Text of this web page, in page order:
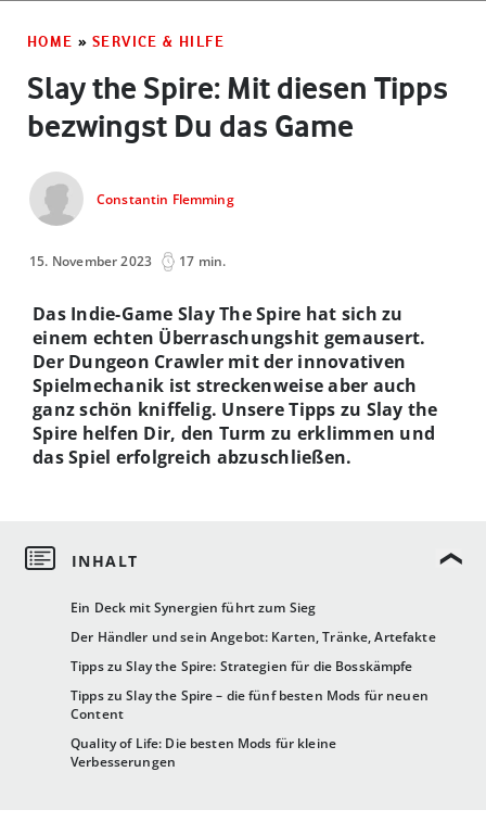
HOME » SERVICE & HILFE
Slay the Spire: Mit diesen Tipps
bezwingst Du das Game
Constantin Flemming
15. November 2023 17 min.
Ein Deck mit Synergien führt zum Sieg
Der Händler und sein Angebot: Karten, Tränke, Artefakte
Tipps zu Slay the Spire: Strategien für die Bosskämpfe
Tipps zu Slay the Spire – die fünf besten Mods für neuen
Content
Quality of Life: Die besten Mods für kleine
Verbesserungen
Das Indie-Game Slay The Spire hat sich zu
einem echten Überraschungshit gemausert.
Der Dungeon Crawler mit der innovativen
Spielmechanik ist streckenweise aber auch
ganz schön kniffelig. Unsere Tipps zu Slay the
Spire helfen Dir, den Turm zu erklimmen und
das Spiel erfolgreich abzuschließen.